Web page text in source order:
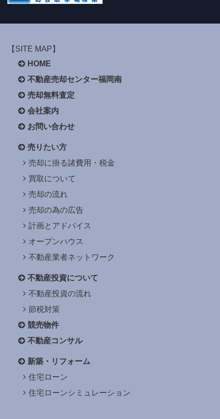
【SITE MAP】
HOME
不動産売却センター福岡南
売却無料査定
会社案内
お問い合わせ
売りたい方
売却に掛る諸費用・税金
買取について
売却の流れ
売却の為の広告
計画とアドバイス
オープンハウス
不動産業者ネットワーク
不動産投資について
不動産投資の流れ
節税対策
競売物件
不動産コンサル
新築・リフォーム
住宅ローン
住宅ローンシミュレーション